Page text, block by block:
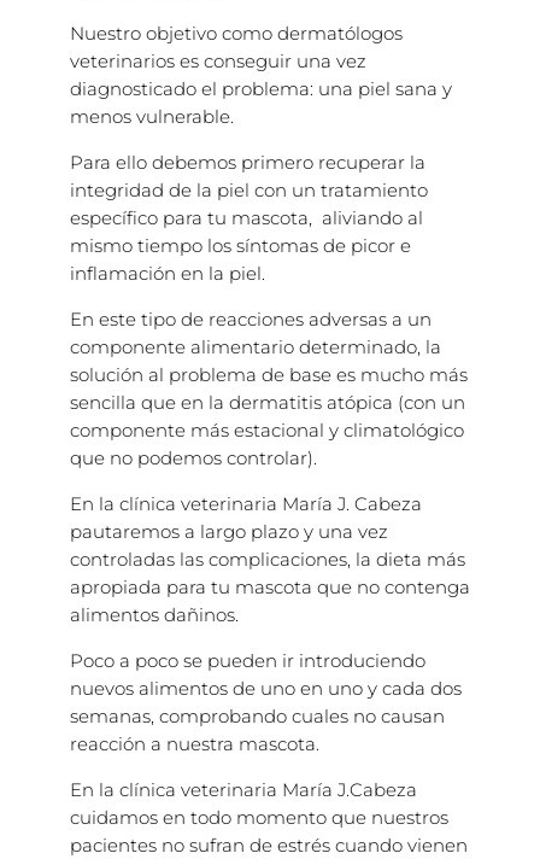
Nuestro objetivo como dermatólogos
veterinarios es conseguir una vez
diagnosticado el problema: una piel sana y
menos vulnerable.
Para ello debemos primero recuperar la
integridad de la piel con un tratamiento
específico para tu mascota, aliviando al
mismo tiempo los síntomas de picor e
inflamación en la piel.
En este tipo de reacciones adversas a un
componente alimentario determinado, la
solución al problema de base es mucho más
sencilla que en la dermatitis atópica (con un
componente más estacional y climatológico
que no podemos controlar).
En la clínica veterinaria María J. Cabeza
pautaremos a largo plazo y una vez
controladas las complicaciones, la dieta más
apropiada para tu mascota que no contenga
alimentos dañinos.
Poco a poco se pueden ir introduciendo
nuevos alimentos de uno en uno y cada dos
semanas, comprobando cuales no causan
reacción a nuestra mascota.
En la clínica veterinaria María J.Cabeza
cuidamos en todo momento que nuestros
pacientes no sufran de estrés cuando vienen